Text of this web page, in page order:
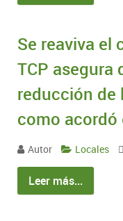
Se reaviva el
TCP asegura
reducción de
como acordó
Autor Locales
Leer más...